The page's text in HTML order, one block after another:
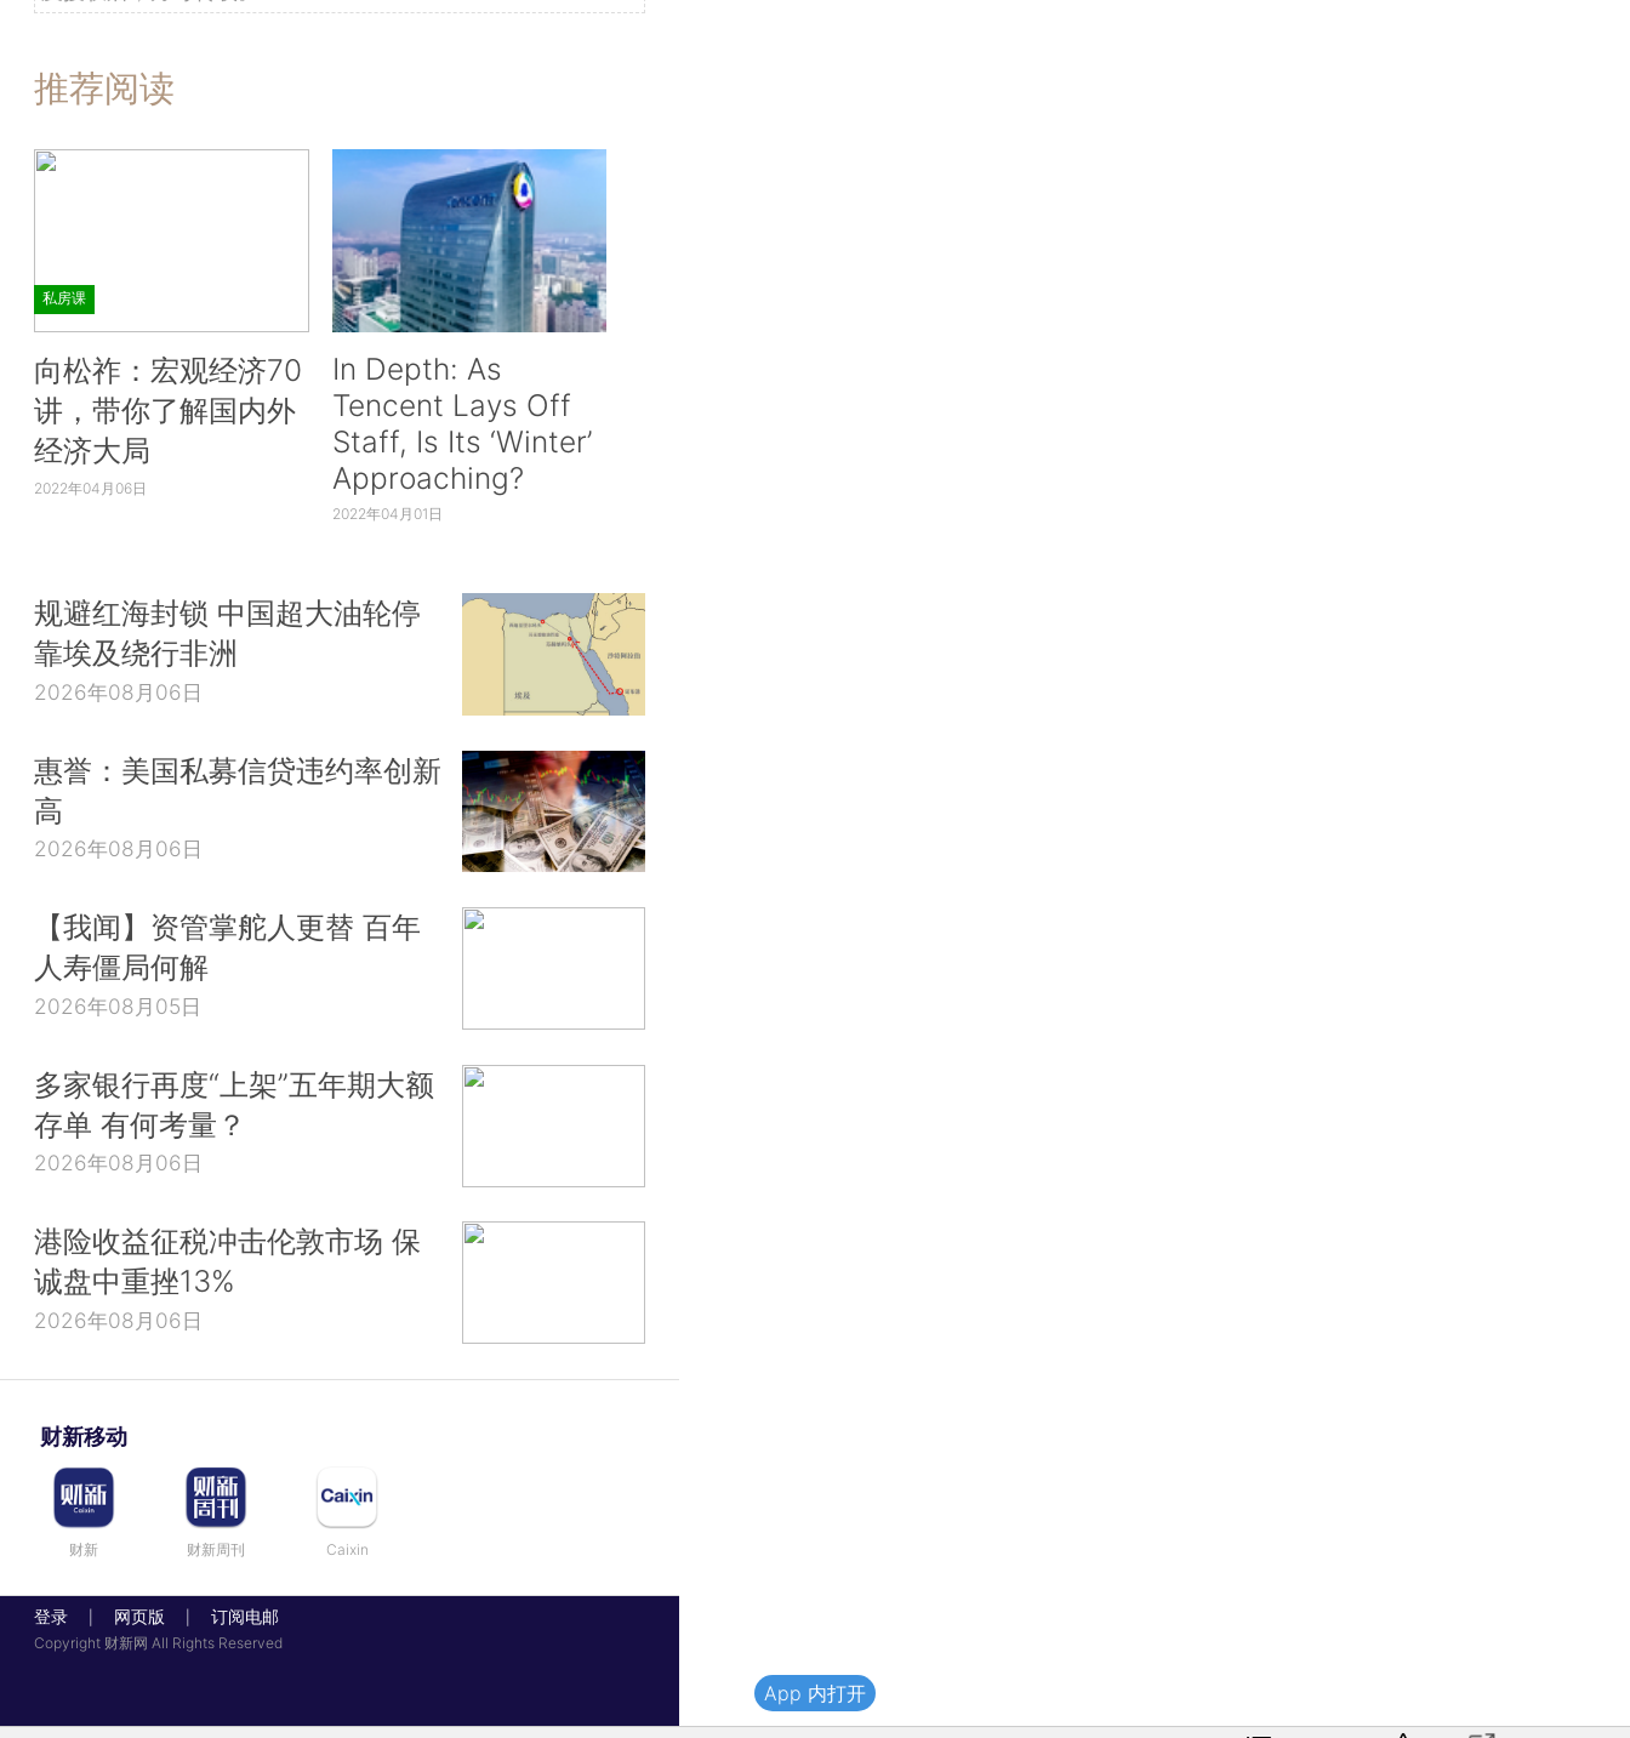
推荐阅读
私房课
向松祚：宏观经济70
讲，带你了解国内外
经济大局
2022年04月06日
In Depth: As
Tencent Lays Off
Staff, Is Its ‘Winter’
Approaching?
2022年04月01日
规避红海封锁 中国超大油轮停
靠埃及绕行非洲
2026年08月06日
惠誉：美国私募信贷违约率创新
高
2026年08月06日
【我闻】资管掌舵人更替 百年
人寿僵局何解
2026年08月05日
多家银行再度“上架”五年期大额
存单 有何考量？
2026年08月06日
港险收益征税冲击伦敦市场 保
诚盘中重挫13%
2026年08月06日
财新移动
财新 财新周刊 Caixin
登录 网页版 订阅电邮
Copyright 财新网 All Rights Reserved
App 内打开